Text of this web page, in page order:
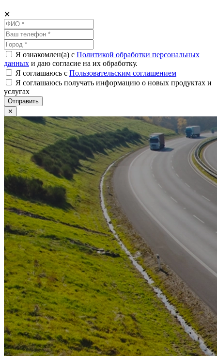
✕
Я ознакомлен(а) с Политикой обработки персональных
данных и даю согласие на их обработку.
Я соглашаюсь c Пользовательским соглашением
Я соглашаюсь получать информацию о новых продуктах и
услугах
Отправить
✕